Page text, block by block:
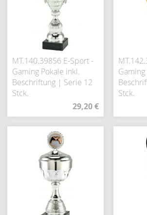
MT.140.39856 E-Sport -
Gaming Pokale inkl.
Beschriftung | Serie 12
Stck.
29,20 €
Stck.